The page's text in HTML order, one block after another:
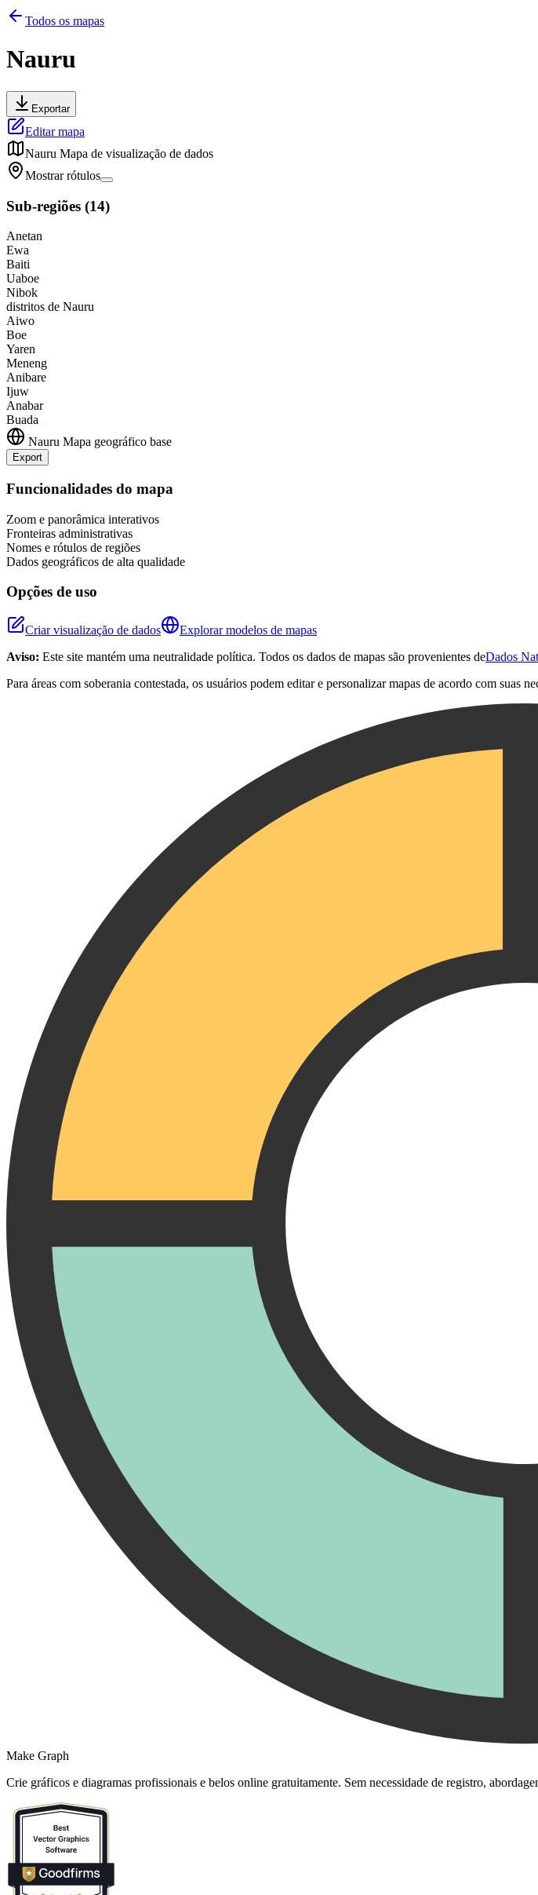
Todos os mapas
Nauru
Exportar
Editar mapa
Nauru Mapa de visualização de dados
Mostrar rótulos
Sub-regiões (14)
Anetan
Ewa
Baiti
Uaboe
Nibok
distritos de Nauru
Aiwo
Boe
Yaren
Meneng
Anibare
Ijuw
Anabar
Buada
Nauru Mapa geográfico base
Export
+
Funcionalidades do mapa
Zoom e panorâmica interativos
Fronteiras administrativas
Nomes e rótulos de regiões
Dados geográficos de alta qualidade
Opções de uso
Criar visualização de dados
Explorar modelos de mapas
Aviso: Este site mantém uma neutralidade política. Todos os dados de mapas são provenientes deDados
Para áreas com soberania contestada, os usuários podem editar e personalizar mapas de acordo com suas
Make Graph
Crie gráficos e diagramas profissionais e belos online gratuitamente. Sem necessidade de registro,